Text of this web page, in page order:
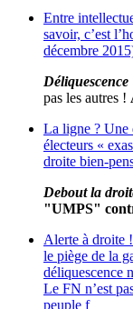
Entre
savoir, c’est
décembre
Déliquescence
pas les autres !
La ligne ? Une
électeurs «
droite bien-
Debout la
"UMPS"
Alerte à droite
le piège de la
déliquescence
Le FN n’est
peuple f